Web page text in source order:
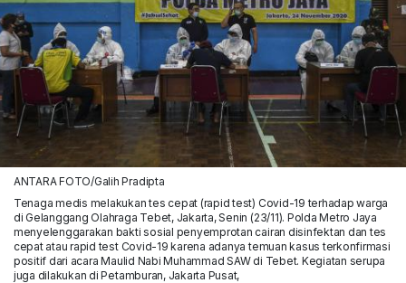
ANTARA FOTO/Galih Pradipta
Tenaga medis melakukan tes cepat (rapid test) Covid-19 terhadap warga
di Gelanggang Olahraga Tebet, Jakarta, Senin (23/11). Polda Metro Jaya
menyelenggarakan bakti sosial penyemprotan cairan disinfektan dan tes
cepat atau rapid test Covid-19 karena adanya temuan kasus terkonfirmasi
positif dari acara Maulid Nabi Muhammad SAW di Tebet. Kegiatan serupa
juga dilakukan di Petamburan, Jakarta Pusat,